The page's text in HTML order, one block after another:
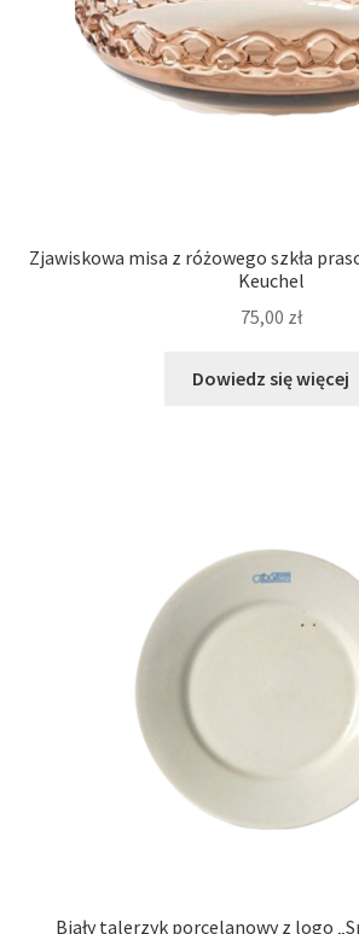
Zjawiskowa misa z różowego szkła
Keuchel
75,00 zł
Dowiedz się więcej
Biały talerzyk porcelanowy z logo